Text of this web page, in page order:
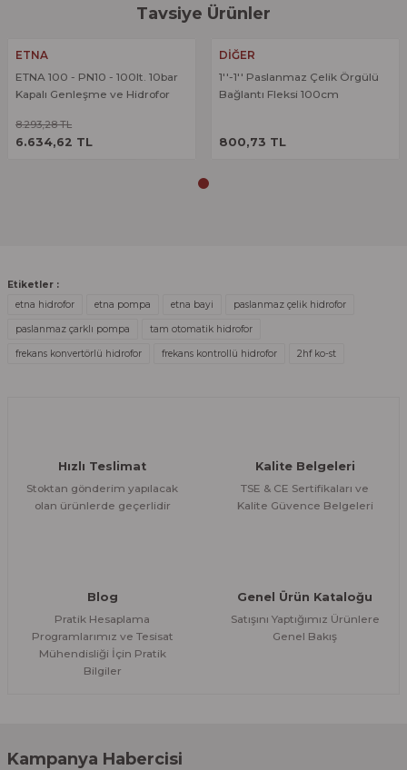
Ürün resmi kalitesiz, bozuk veya görüntülenemiyor.
Ürün açıklamasında eksik bilgiler bulunuyor.
Ürün bilgilerinde hatalar bulunuyor.
Ürün fiyatı diğer sitelerden daha pahalı.
Bu ürüne benzer farklı alternatifler olmalı.
Sitemize ilk yorumu siz yapın!
Tavsiye Ürünler
%20
ETNA
ETNA 100 - PN10 - 100lt. 10bar
Kapalı Genleşme ve Hidrofor
8.293,28 TL
6.634,62 TL
ÜRÜNÜ İNCELE
DİĞER
1''-1'' Paslanmaz Çelik Örgülü
Bağlantı Fleksi 100cm
800,73 TL
Etiketler :
etna hidrofor
etna pompa etna bayi paslanmaz çelik hidrofor
paslanmaz çarklı pompa tam otomatik hidrofor
frekans konvertörlü hidrofor frekans kontrollü hidrofor 2hf ko-st
Hızlı Teslimat
Stoktan gönderim yapılacak
olan ürünlerde geçerlidir
Kalite Belgeleri
TSE & CE Sertifikaları ve
Kalite Güvence Belgeleri
Blog
Pratik Hesaplama
Programlarımız ve Tesisat
Mühendisliği İçin Pratik
Bilgiler
Genel Ürün Kataloğu
Satışını Yaptığımız Ürünlere
Genel Bakış
Kampanya Habercisi